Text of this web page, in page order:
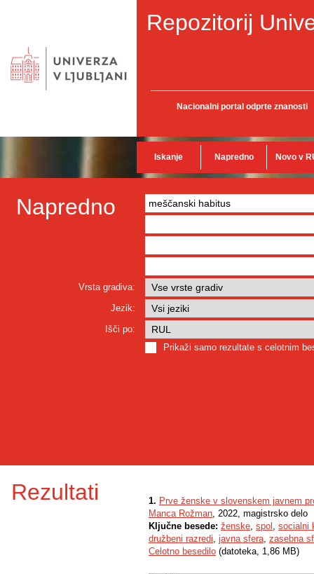
Repozitorij
Nacionalni portal odprte znanosti
Iskanje Napredno Novo v
Napredno
Vrsta gradiva:
Jezik:
Išči po:
Prikaži samo rezultate s celotnim
Rezultati 1. Prve ženske v slovenskem javnem
Manca Rožman, 2022, magistrsko delo
Ključne besede: ženske, spol , socialni
družbeni razredi, javna sfera, zasebna
Celotno besedilo (datoteka, 1,86 MB)